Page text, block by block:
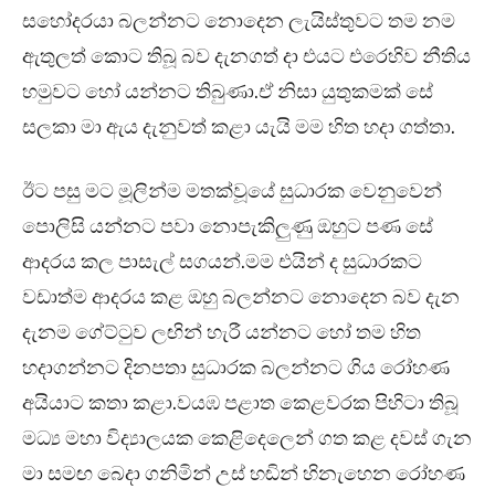
සහෝදරයා බලන්නට නොදෙන ලැයිස්තුවට තම නම
ඇතුලත් කොට තිබූ බව දැනගත් දා එයට එරෙහිව නීතිය
හමුවට හෝ යන්නට තිබුණා.ඒ නිසා යුතුකමක් සේ
සලකා මා ඇය දැනුවත් කළා යැයි මම හිත හදා ගත්තා.
ඊට පසු මට මූලින්ම මතක්වූයේ සුධාරක වෙනුවෙන්
පොලිසි යන්නට පවා නොපැකිලුණු ඔහුට පණ සේ
ආදරය කල පාසැල් සගයන්.මම එයින් ද සුධාරකට
වඩාත්ම ආදරය කළ ඔහු බලන්නට නොදෙන බව දැන
දැනම ගේට්ටුව ලඟින් හැරී යන්නට හෝ තම හිත
හදාගන්නට දිනපතා සුධාරක බලන්නට ගිය රෝහණ
අයියාට කතා කළා.වයඹ පළාත කෙළවරක පිහිටා තිබූ
මධ්‍ය මහා විද්‍යාලයක කෙළිදෙලෙන් ගත කළ දවස් ගැන
මා සමඟ බෙදා ගනිමින් උස් හඬින් හිනැහෙන රෝහණ